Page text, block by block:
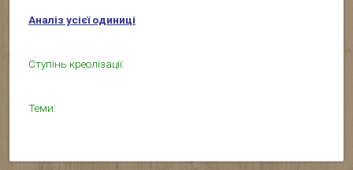
Аналіз усієї одиниці
Ступінь креолізації:
Теми: